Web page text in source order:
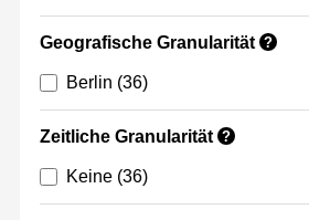
Geografische Granularität ?
Berlin (36)
Zeitliche Granularität ?
Keine (36)